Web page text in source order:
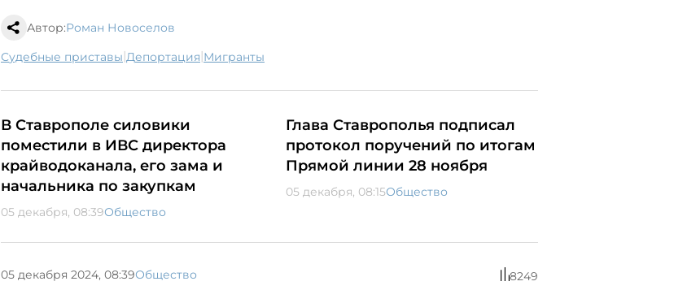
Автор:Роман Новоселов
судебные приставы| депортация| мигранты
В Ставрополе силовики
поместили в ИВС директора
крайводоканала, его зама и
начальника по закупкам
05 декабря, 08:39Общество
Глава Ставрополья подписал
протокол поручений по итогам
Прямой линии 28 ноября
05 декабря, 08:15Общество
05 декабря 2024, 08:39Общество 8249